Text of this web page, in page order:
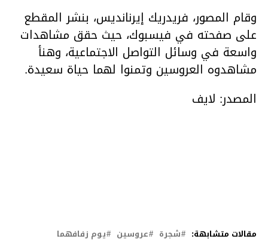
وقام المصور، فريدريك إيرنانديس، بنشر المقطع
على صفحته في فيسبوك، حيث حقق مشاهدات
واسعة في وسائل التواصل الاجتماعية، وهنأ
مشاهدوه العروسين وتمنوا لهما حياة سعيدة.
المصدر: لايف
مقالات متشابهة: شجرة عروسين يوم زفافهما